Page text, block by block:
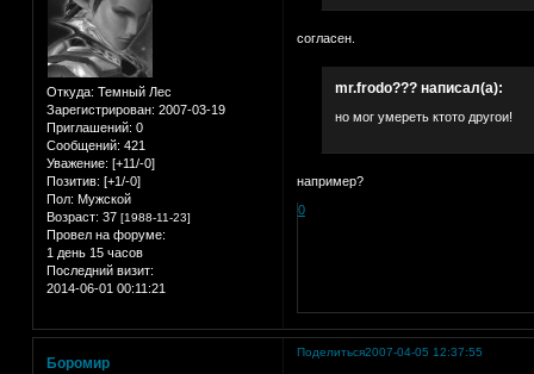
Откуда: Темный Лес
Зарегистрирован: 2007-03-19
Приглашений: 0
Сообщений: 421
Уважение: [+11/-0]
Позитив: [+1/-0]
Пол: Мужской
Возраст: 37 [1988-11-23]
Провел на форуме:
1 день 15 часов
Последний визит:
2014-06-01 00:11:21
согласен.
mr.frodo??? написал(а):
но мог умереть ктото другои!
например?
0
Поделиться2007-04-05 12:37:55
Боромир